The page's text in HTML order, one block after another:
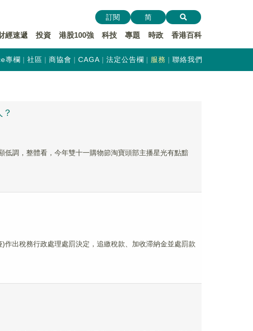
經速遞 投資 港股100強 科技 專題 時政 香港百科
訂閱 简
專欄 社區 商協會 CAGA 法定公告欄 服務 聯絡我們
調，整體看，今年雙十一購物節淘寶頭部主播星光有點黯
出稅務行政處理處罰決定，追繳稅款、加收滞納金並處罰款